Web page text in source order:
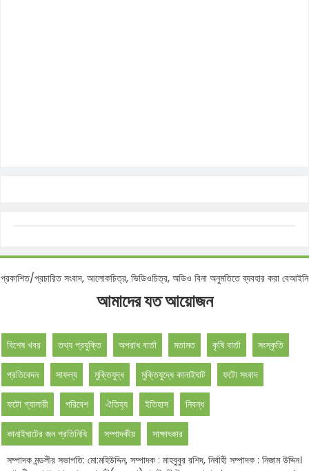
প্রকাশিত/প্রচারিত সংবাদ, আলোকচিত্র, ভিডিওচিত্র, অডিও বিনা অনুমতিতে ব্যবহার করা
আমাদের যত আয়োজন
বিশেষ খবর তথ্য প্রযুক্তি অপরাধ বার্তা মতামত কৃষি বার্তা সংস্কৃতি
প্রতিবেদন সাফল্য মুক্তিযুদ্ধ মুক্তিযুদ্ধে কানাইঘাট ফটো সংবাদ
ফটো গ্যালারী পরিবেশ ঐতিহ্য ইতিহাস নিবন্ধ
কানাইঘাটের জন প্রতিনিধি সম্পাদকীয়
সাক্ষাৎকার
সম্পাদক মন্ডলীর সভাপতি: মো:মহিউদ্দিন, সম্পাদক : মাহবুবুর রশিদ, নির্বাহী সম্পাদক : নিজাম উদ্দিন।